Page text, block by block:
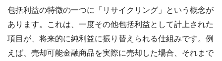
包括利益の特徴の一つに「リサイクリング」という概念が
あります。これは、一度その他包括利益として計上された
項目が、将来的に純利益に振り替えられる仕組みです。例
えば、売却可能金融商品を実際に売却した場合、それまで